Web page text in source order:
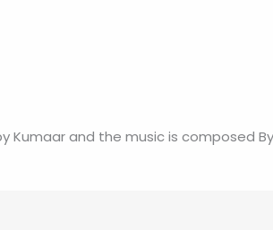
Kumaar and the music is composed